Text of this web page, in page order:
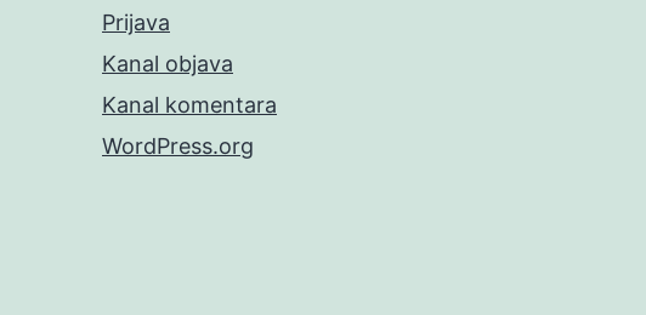
Prijava
Kanal objava
Kanal komentara
WordPress.org